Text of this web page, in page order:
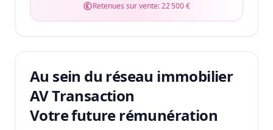
Retenues sur vente:22 500 €
Au sein du réseau immobilier
AV Transaction
Votre future rémunération